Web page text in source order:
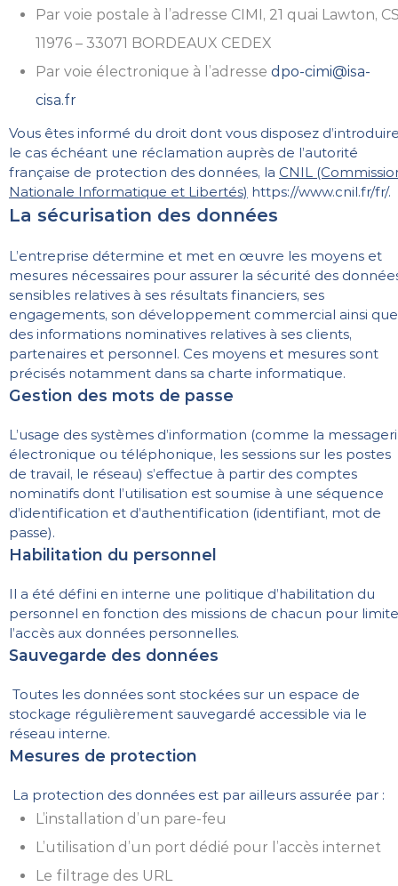
Par voie postale à l’adresse CIMI, 21 quai Lawton,
11976 – 33071 BORDEAUX CEDEX
Par voie électronique à l’adresse dpo-cimi@isa-
cisa.fr
Vous êtes informé du droit dont vous disposez
le cas échéant une réclamation auprès de l’autorité
française de protection des données, la CNIL
Nationale Informatique et Libertés) https://www.cnil.fr/fr/.
La sécurisation des données
L’entreprise détermine et met en œuvre les moyens et
mesures nécessaires pour assurer la sécurité des
sensibles relatives à ses résultats financiers, ses
engagements, son développement commercial ainsi que
des informations nominatives relatives à ses clients,
partenaires et personnel. Ces moyens et mesures sont
précisés notamment dans sa charte informatique.
Gestion des mots de passe
L’usage des systèmes d’information (comme la
électronique ou téléphonique, les sessions sur les postes
de travail, le réseau) s’effectue à partir des comptes
nominatifs dont l’utilisation est soumise à une séquence
d’identification et d’authentification (identifiant, mot de
passe).
Habilitation du personnel
Il a été défini en interne une politique d’habilitation du
personnel en fonction des missions de chacun pour
l’accès aux données personnelles.
Sauvegarde des données
Toutes les données sont stockées sur un espace de
stockage régulièrement sauvegardé accessible via le
réseau interne.
Mesures de protection
La protection des données est par ailleurs assurée par :
L’installation d’un pare-feu
L’utilisation d’un port dédié pour l’accès internet
Le filtrage des URL